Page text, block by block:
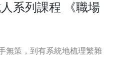
系列課程 《職場
無策，到有系統地梳理繁雜